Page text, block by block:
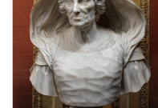
P. Moreno, C. Sforzini,
della collezione
“Scienze
E. Fumagalli, Palazzo
privata, Roma 1994.
Galleria Borghese
, a